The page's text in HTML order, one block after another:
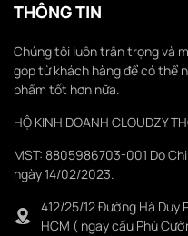
THÔNG TIN
Chúng tôi luôn trân trọng và
góp từ khách hàng để có thể
phẩm tốt hơn nữa.
HỘ KINH DOANH CLOUDZY
MST: 8805986703-001 Do
ngày 14/02/2023.
412/25/12 Đường Hà Duy
HCM ( ngay cầu Phú